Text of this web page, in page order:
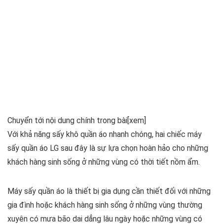
Chuyển tới nội dung chính trong bài[xem]
Với khả năng sấy khô quần áo nhanh chóng, hai chiếc máy
sấy quần áo LG sau đây là sự lựa chọn hoàn hảo cho những
khách hàng sinh sống ở những vùng có thời tiết nồm ẩm.
Máy sấy quần áo là thiết bị gia dụng cần thiết đối với những
gia đình hoặc khách hàng sinh sống ở những vùng thường
xuyên có mưa bão dai dẳng lâu ngày hoặc những vùng có